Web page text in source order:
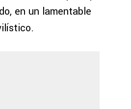
en un lamentable